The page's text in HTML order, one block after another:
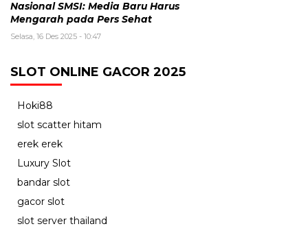
Nasional SMSI: Media Baru Harus
Mengarah pada Pers Sehat
Selasa, 16 Des 2025 - 10:47
SLOT ONLINE GACOR 2025
Hoki88
slot scatter hitam
erek erek
Luxury Slot
bandar slot
gacor slot
slot server thailand